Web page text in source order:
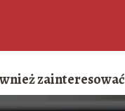
zainteresować